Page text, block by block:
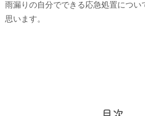
雨漏りの自分でできる応急処置につい
思います。